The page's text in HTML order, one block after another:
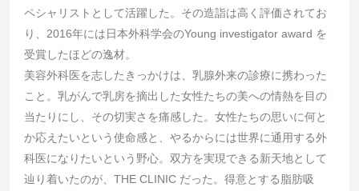
ペシャリストとして活躍した。その造詣は高く評価されてお
り、2016年には日本外科学会のYoung investigator award を
受賞したほどの逸材。
美容外科医を志したきっかけは、乳腺外来の診療に携わった
こと。乳がんで乳房を摘出した女性たちの美への情熱を目の
当たりにし、その切実さを痛感した。女性たちの思いに何と
か応えたいという使命感と、やるからには世界に通用する外
科医になりたいという野心。双方を実現できる新天地として
辿り着いたのが、THE CLINIC だった。得意とする脂肪吸